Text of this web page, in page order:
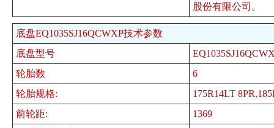
股份有限公司。
底盘EQ1035SJ16QCWXP技术参数
底盘型号
轮胎数
6
轮胎规格:
175R14LT
前轮距:
1369